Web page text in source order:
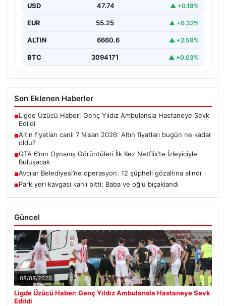
USD 47.74 ▲ +0.18%
EUR 55.25 ▲ +0.32%
ALTIN 6660.6 ▲ +2.59%
BTC 3094171 ▲ +0.03%
Son Eklenen Haberler
■Ligde Üzücü Haber: Genç Yıldız Ambulansla Hastaneye Sevk
Edildi
■Altın fiyatları canlı 7 Nisan 2026: Altın fiyatları bugün ne kadar
oldu?
■GTA 6’nın Oynanış Görüntüleri İlk Kez Netflix’te İzleyiciyle
Buluşacak
■Avcılar Belediyesi’ne operasyon. 12 şüpheli gözaltına alındı
■Park yeri kavgası kanlı bitti: Baba ve oğlu bıçaklandı
Güncel
08/08/2026
Ligde Üzücü Haber: Genç Yıldız Ambulansla Hastaneye Sevk
Edildi